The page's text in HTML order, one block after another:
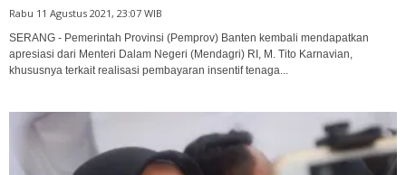
Rabu 11 Agustus 2021, 23:07 WIB
SERANG - Pemerintah Provinsi (Pemprov) Banten kembali mendapatkan
apresiasi dari Menteri Dalam Negeri (Mendagri) RI, M. Tito Karnavian,
khususnya terkait realisasi pembayaran insentif tenaga...